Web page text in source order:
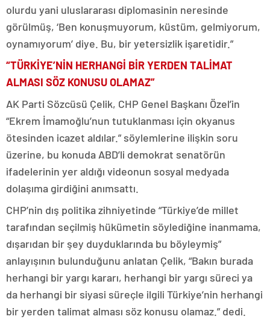
olurdu yani uluslararası diplomasinin neresinde
görülmüş, ‘Ben konuşmuyorum, küstüm, gelmiyorum,
oynamıyorum’ diye. Bu, bir yetersizlik işaretidir.”
“TÜRKİYE’NİN HERHANGİ BİR YERDEN TALİMAT
ALMASI SÖZ KONUSU OLAMAZ”
AK Parti Sözcüsü Çelik, CHP Genel Başkanı Özel’in
“Ekrem İmamoğlu’nun tutuklanması için okyanus
ötesinden icazet aldılar.” söylemlerine ilişkin soru
üzerine, bu konuda ABD’li demokrat senatörün
ifadelerinin yer aldığı videonun sosyal medyada
dolaşıma girdiğini anımsattı.
CHP’nin dış politika zihniyetinde “Türkiye’de millet
tarafından seçilmiş hükümetin söylediğine inanmama,
dışarıdan bir şey duyduklarında bu böyleymiş”
anlayışının bulunduğunu anlatan Çelik, “Bakın burada
herhangi bir yargı kararı, herhangi bir yargı süreci ya
da herhangi bir siyasi süreçle ilgili Türkiye’nin herhangi
bir yerden talimat alması söz konusu olamaz.” dedi.